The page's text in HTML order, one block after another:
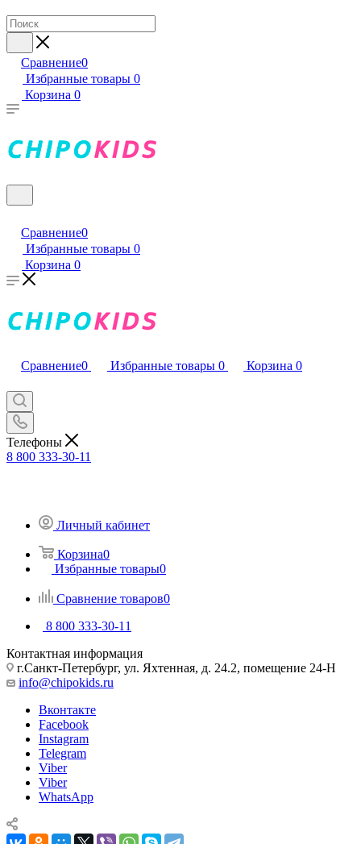
Сравнение0
Избранные товары 0
Корзина 0
Сравнение0
Избранные товары 0
Корзина 0
Сравнение0 Избранные товары 0 Корзина 0
Телефоны
8 800 333-30-11
Личный кабинет
Корзина0
Избранные товары0
Сравнение товаров0
8 800 333-30-11
Контактная информация
г.Санкт-Петербург, ул. Яхтенная, д. 24.2, помещение 24-Н
info@chipokids.ru
Вконтакте
Facebook
Instagram
Telegram
Viber
Viber
WhatsApp